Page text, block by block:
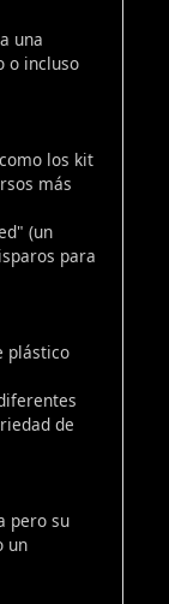
una
o incluso
los kit
más
(un
para
plástico
de
pero su
un